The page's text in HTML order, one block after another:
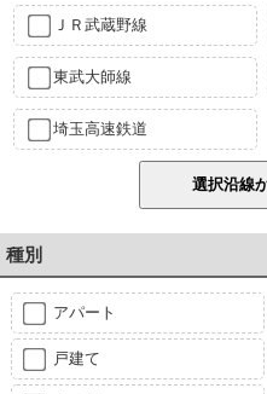
ＪＲ武蔵野線
東武大師線
埼玉高速鉄道
種別
アパート
戸建て